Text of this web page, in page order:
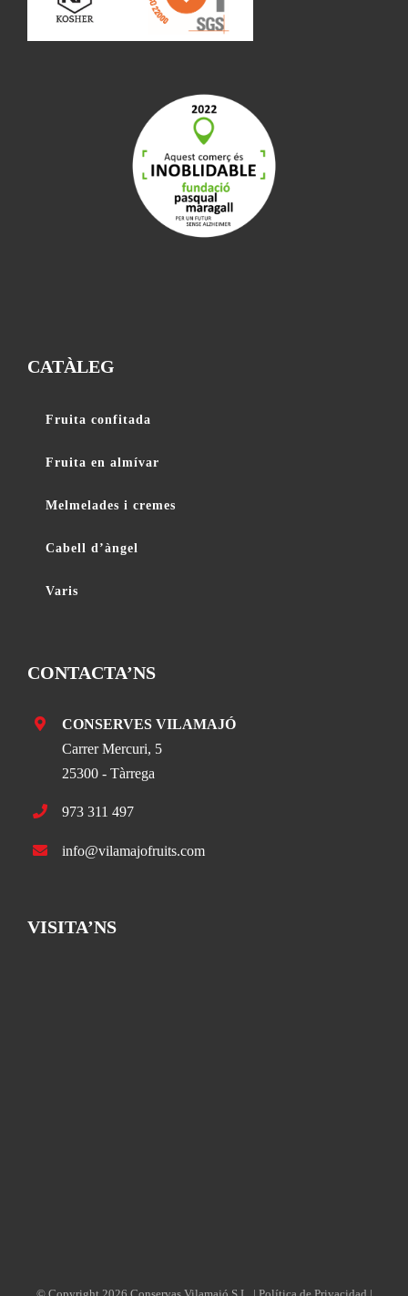
CATÀLEG
Fruita confitada
Fruita en almívar
Melmelades i cremes
Cabell d’àngel
Varis
CONTACTA’NS
CONSERVES VILAMAJÓ
Carrer Mercuri, 5
25300 - Tàrrega
973 311 497
info@vilamajofruits.com
VISITA’NS